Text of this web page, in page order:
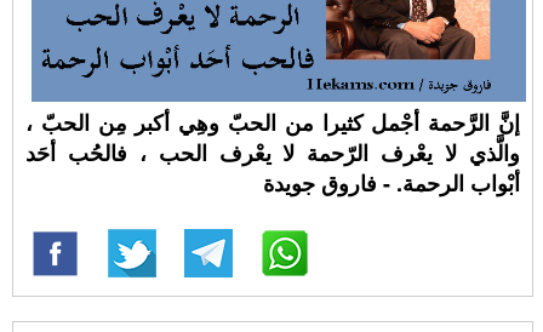
إنَّ الرَّحمة أجْمل كثيرا من الحبّ وهِي أكبر مِن الحبّ ،
والَّذي لا يعْرف الرّحمة لا يعْرف الحب ، فالحُب أحَد
أبْواب الرحمة. - فاروق جويدة